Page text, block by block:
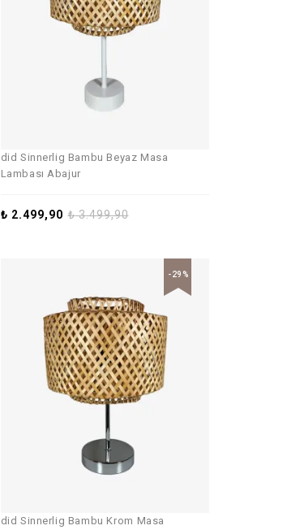
did Sinnerlig Bambu Beyaz Masa
Lambası Abajur
₺3.499,90
₺ 2.499,90
-29%
did Sinnerlig Bambu Krom Masa